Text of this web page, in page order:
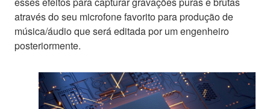
através do seu microfone favorito para produção de
música/áudio que será editada por um engenheiro
posteriormente.